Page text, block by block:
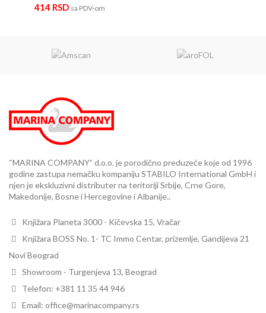
414 RSD sa PDV-om
“MARINA COMPANY” d.o.o. je porodično preduzeće koje od 1996
godine zastupa nemačku kompaniju STABILO International GmbH i
njen je ekskluzivni distributer na teritoriji Srbije, Crne Gore,
Makedonije, Bosne i Hercegovine i Albanije..
Knjižara Planeta 3000 - Kičevska 15, Vračar
Knjižara BOSS No. 1- TC Immo Centar, prizemlje, Gandijeva 21
Novi Beograd
Showroom - Turgenjeva 13, Beograd
Telefon: +381 11 35 44 946
Email: office@marinacompany.rs